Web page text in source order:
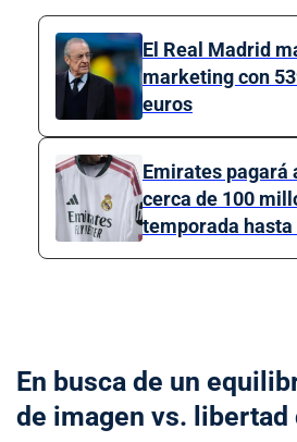
El Real Madrid
marketing con
euros
Emirates pagará
cerca de 100
temporada hasta
En busca de un
de imagen vs. libertad